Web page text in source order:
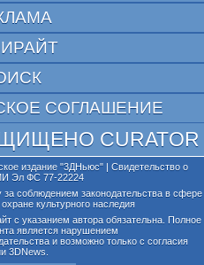
СОГЛАШЕНИЕ
CURATOR
издание "3ДНьюс" | Свидетельство о
Эл ФС 77-22224
соблюдением законодательства в сфере
культурного наследия
с указанием автора обязательна. Полное
является нарушением
и возможно только с согласия
3DNews.